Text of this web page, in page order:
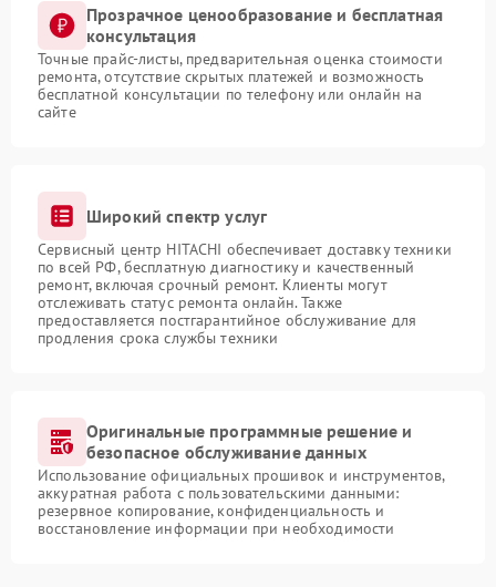
Прозрачное ценообразование и бесплатная
консультация
Точные прайс-листы, предварительная оценка стоимости
ремонта, отсутствие скрытых платежей и возможность
бесплатной консультации по телефону или онлайн на
сайте
Широкий спектр услуг
Сервисный центр HITACHI обеспечивает доставку техники
по всей РФ, бесплатную диагностику и качественный
ремонт, включая срочный ремонт. Клиенты могут
отслеживать статус ремонта онлайн. Также
предоставляется постгарантийное обслуживание для
продления срока службы техники
Оригинальные программные решение и
безопасное обслуживание данных
Использование официальных прошивок и инструментов,
аккуратная работа с пользовательскими данными:
резервное копирование, конфиденциальность и
восстановление информации при необходимости